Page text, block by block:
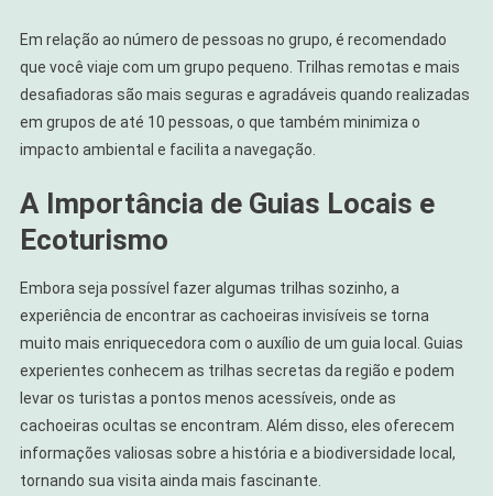
Em relação ao número de pessoas no grupo, é recomendado
que você viaje com um grupo pequeno. Trilhas remotas e mais
desafiadoras são mais seguras e agradáveis quando realizadas
em grupos de até 10 pessoas, o que também minimiza o
impacto ambiental e facilita a navegação.
A Importância de Guias Locais e
Ecoturismo
Embora seja possível fazer algumas trilhas sozinho, a
experiência de encontrar as cachoeiras invisíveis se torna
muito mais enriquecedora com o auxílio de um guia local. Guias
experientes conhecem as trilhas secretas da região e podem
levar os turistas a pontos menos acessíveis, onde as
cachoeiras ocultas se encontram. Além disso, eles oferecem
informações valiosas sobre a história e a biodiversidade local,
tornando sua visita ainda mais fascinante.